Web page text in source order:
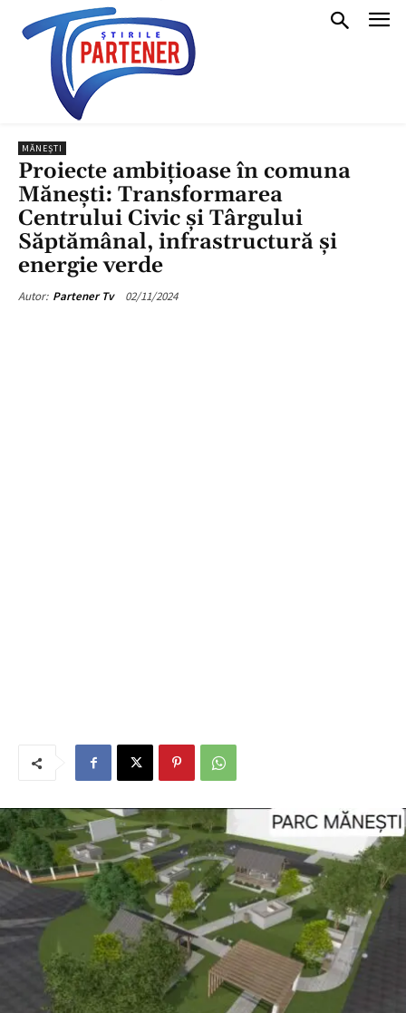
MĂNEȘTI
Proiecte ambițioase în comuna
Mănești: Transformarea
Centrului Civic și Târgului
Săptămânal, infrastructură și
energie verde
Autor: Partener Tv 02/11/2024